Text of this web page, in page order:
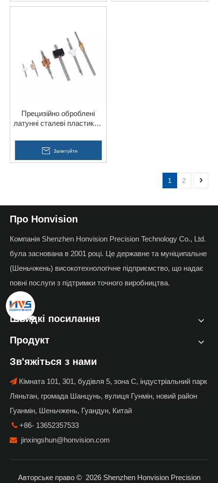
Прецизійно оброблені
латунні сталеві пластикові
верстат з ЧПУ Гвинт
Запитуйте
1 2
Про Honvision
Компанія Shenzhen Honvision Precision Technology Co., Ltd.
була заснована в 2001 році. Це державне та муніципальне
(Шеньчжень) високотехнологічне підприємство, що надає
повні послуги з підтримки точного виробництва.
Швидкі посилання
Продукт
Зв'яжіться з нами
 Кімната 101, 301, будівля 5, зона C, індустріальний парк
Ляньтан, громада Шанцунь, вулиця Гунмін, новий район
Гуанмін, Шеньчжень, Гуандун, Китай
 +86- 13652357533
 jinxingshun@honvision.com
Авторське право © 2026Shenzhen Honvision Precision